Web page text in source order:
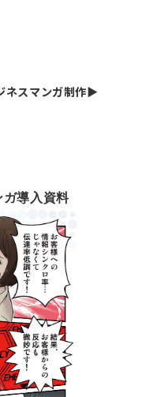
ネスマンガ制作▶
ガ導入資料